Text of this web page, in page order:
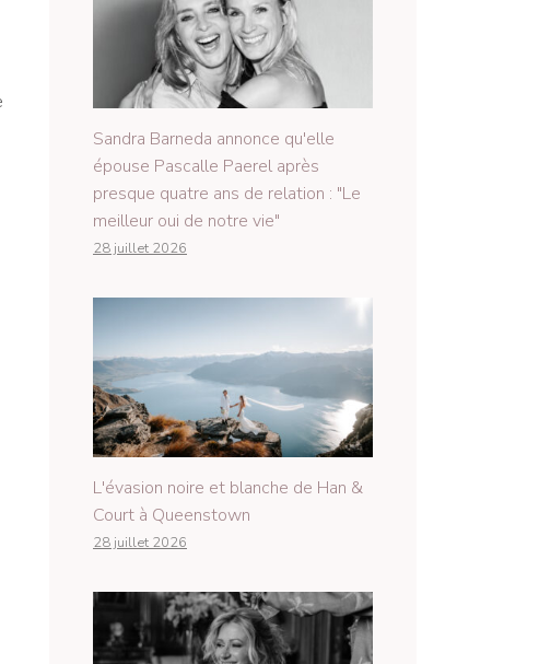
Sandra Barneda annonce qu'elle
épouse Pascalle Paerel après
presque quatre ans de relation : "Le
meilleur oui de notre vie"
28 juillet 2026
L'évasion noire et blanche de Han &
Court à Queenstown
28 juillet 2026